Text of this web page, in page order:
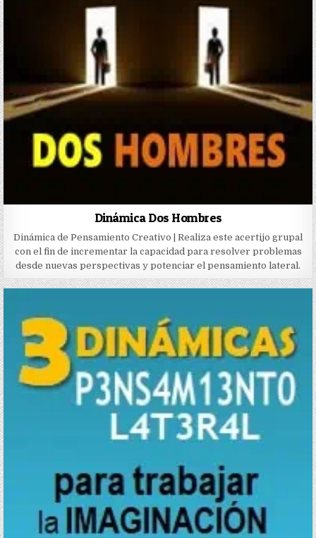
Dinámica Dos Hombres
Dinámica de Pensamiento Creativo | Realiza este acertijo grupal
con el fin de incrementar la capacidad para resolver problemas
desde nuevas perspectivas y potenciar el pensamiento lateral.